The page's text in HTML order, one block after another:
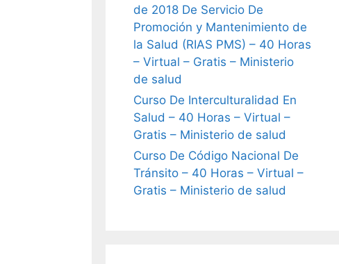
de 2018 De Servicio De
Promoción y Mantenimiento de
la Salud (RIAS PMS) – 40 Horas
– Virtual – Gratis – Ministerio
de salud
Curso De Interculturalidad En
Salud – 40 Horas – Virtual –
Gratis – Ministerio de salud
Curso De Código Nacional De
Tránsito – 40 Horas – Virtual –
Gratis – Ministerio de salud